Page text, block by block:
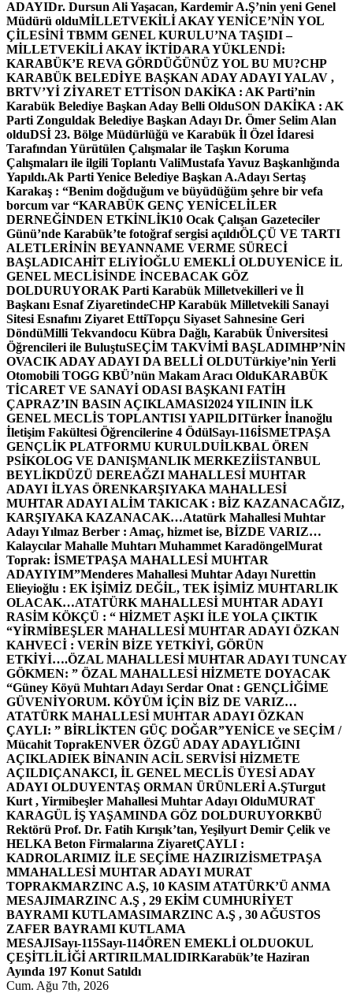
ADAYIDr. Dursun Ali Yaşacan, Kardemir A.Ş’nin yeni Genel
Müdürü olduMİLLETVEKİLİ AKAY YENİCE’NİN YOL
ÇİLESİNİ TBMM GENEL KURULU’NA TAŞIDI –
MİLLETVEKİLİ AKAY İKTİDARA YÜKLENDİ:
KARABÜK’E REVA GÖRDÜĞÜNÜZ YOL BU MU?CHP
KARABÜK BELEDİYE BAŞKAN ADAY ADAYI YALAV ,
BRTV’Yİ ZİYARET ETTİSON DAKİKA : AK Parti’nin
Karabük Belediye Başkan Aday Belli OlduSON DAKİKA : AK
Parti Zonguldak Belediye Başkan Adayı Dr. Ömer Selim Alan
olduDSİ 23. Bölge Müdürlüğü ve Karabük İl Özel İdaresi
Tarafından Yürütülen Çalışmalar ile Taşkın Koruma
Çalışmaları ile ilgili Toplantı ValiMustafa Yavuz Başkanlığında
Yapıldı.Ak Parti Yenice Belediye Başkan A.Adayı Sertaş
Karakaş : “Benim doğduğum ve büyüdüğüm şehre bir vefa
borcum var “KARABÜK GENÇ YENİCELİLER
DERNEĞİNDEN ETKİNLİK10 Ocak Çalışan Gazeteciler
Günü’nde Karabük’te fotoğraf sergisi açıldıÖLÇÜ VE TARTI
ALETLERİNİN BEYANNAME VERME SÜRECİ
BAŞLADICAHİT ELiYİOĞLU EMEKLİ OLDUYENİCE İL
GENEL MECLİSİNDE İNCEBACAK GÖZ
DOLDURUYORAK Parti Karabük Milletvekilleri ve İl
Başkanı Esnaf ZiyaretindeCHP Karabük Milletvekili Sanayi
Sitesi Esnafını Ziyaret EttiTopçu Siyaset Sahnesine Geri
DöndüMilli Tekvandocu Kübra Dağlı, Karabük Üniversitesi
Öğrencileri ile BuluştuSEÇİM TAKVİMİ BAŞLADIMHP’NİN
OVACIK ADAY ADAYI DA BELLİ OLDUTürkiye’nin Yerli
Otomobili TOGG KBÜ’nün Makam Aracı OlduKARABÜK
TİCARET VE SANAYİ ODASI BAŞKANI FATİH
ÇAPRAZ’IN BASIN AÇIKLAMASI2024 YILININ İLK
GENEL MECLİS TOPLANTISI YAPILDITürker İnanoğlu
İletişim Fakültesi Öğrencilerine 4 ÖdülSayı-116İSMETPAŞA
GENÇLİK PLATFORMU KURULDUİLKBAL ÖREN
PSİKOLOG VE DANIŞMANLIK MERKEZİİSTANBUL
BEYLİKDÜZÜ DEREAĞZI MAHALLESİ MUHTAR
ADAYI İLYAS ÖRENKARŞIYAKA MAHALLESİ
MUHTAR ADAYI ALİM TAKICAK : BİZ KAZANACAĞIZ,
KARŞIYAKA KAZANACAK…Atatürk Mahallesi Muhtar
Adayı Yılmaz Berber : Amaç, hizmet ise, BİZDE VARIZ…
Kalaycılar Mahalle Muhtarı Muhammet KaradöngelMurat
Toprak: İSMETPAŞA MAHALLESİ MUHTAR
ADAYIYIM”Menderes Mahallesi Muhtar Adayı Nurettin
Elieyioğlu : EK İŞİMİZ DEĞİL, TEK İŞİMİZ MUHTARLIK
OLACAK…ATATÜRK MAHALLESİ MUHTAR ADAYI
RASİM KÖKÇÜ : “ HİZMET AŞKI İLE YOLA ÇIKTIK
“YİRMİBEŞLER MAHALLESİ MUHTAR ADAYI ÖZKAN
KAHVECİ : VERİN BİZE YETKİYİ, GÖRÜN
ETKİYİ….ÖZAL MAHALLESİ MUHTAR ADAYI TUNCAY
GÖKMEN: ” ÖZAL MAHALLESİ HİZMETE DOYACAK
“Güney Köyü Muhtarı Adayı Serdar Onat : GENÇLİĞİME
GÜVENİYORUM. KÖYÜM İÇİN BİZ DE VARIZ…
ATATÜRK MAHALLESİ MUHTAR ADAYI ÖZKAN
ÇAYLI: ” BİRLİKTEN GÜÇ DOĞAR”YENİCE ve SEÇİM /
Mücahit ToprakENVER ÖZGÜ ADAY ADAYLIĞINI
AÇIKLADIEK BİNANIN ACİL SERVİSİ HİZMETE
AÇILDIÇANAKCI, İL GENEL MECLİS ÜYESİ ADAY
ADAYI OLDUYENTAŞ ORMAN ÜRÜNLERİ A.ŞTurgut
Kurt , Yirmibeşler Mahallesi Muhtar Adayı OlduMURAT
KARAGÜL İŞ YAŞAMINDA GÖZ DOLDURUYORKBÜ
Rektörü Prof. Dr. Fatih Kırışık’tan, Yeşilyurt Demir Çelik ve
HELKA Beton Firmalarına ZiyaretÇAYLI :
KADROLARIMIZ İLE SEÇİME HAZIRIZİSMETPAŞA
MMAHALLESİ MUHTAR ADAYI MURAT
TOPRAKMARZINC A.Ş, 10 KASIM ATATÜRK’Ü ANMA
MESAJIMARZINC A.Ş , 29 EKİM CUMHURİYET
BAYRAMI KUTLAMASIMARZINC A.Ş , 30 AĞUSTOS
ZAFER BAYRAMI KUTLAMA
MESAJISayı-115Sayı-114ÖREN EMEKLİ OLDUOKUL
ÇEŞİTLİLİĞİ ARTIRILMALIDIRKarabük’te Haziran
Ayında 197 Konut Satıldı
Cum. Ağu 7th, 2026